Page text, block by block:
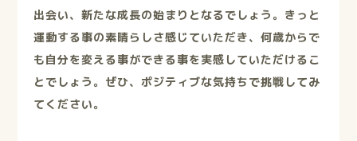
出会い、新たな成長の始まりとなるでしょう。きっと
運動する事の素晴らしさ感じていただき、何歳からで
も自分を変える事ができる事を実感していただけるこ
とでしょう。ぜひ、ポジティブな気持ちで挑戦してみ
てください。